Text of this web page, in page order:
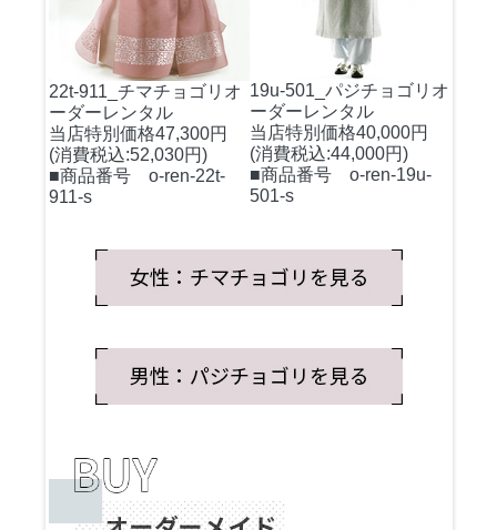
22t-911_チマチョゴリオ
ーダーレンタル
当店特別価格47,300円
(消費税込:52,030円)
■商品番号 o-ren-22t-
911-s
19u-501_パジチョゴリオ
ーダーレンタル
当店特別価格40,000円
(消費税込:44,000円)
■商品番号 o-ren-19u-
501-s